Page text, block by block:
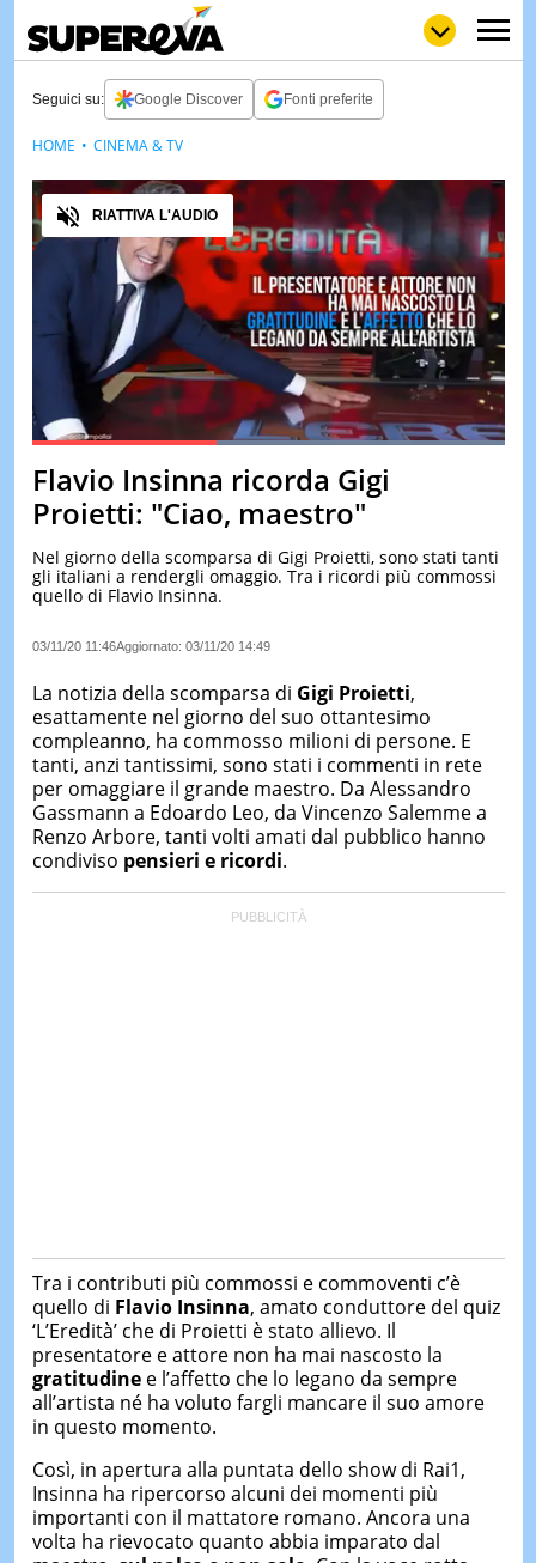
LOLGULP
LOVE
WOW
POP
NEWS
STORIE
VIDEO
& TV
QUIZ
&
TEST
LE
Seguici su: Google Discover Fonti preferite
PauseUnmute
Loaded:100.00%
Audio
RIATTIVA L'AUDIO
Flavio Insinna ricorda Gigi
Proietti: "Ciao, maestro"
Nel giorno della scomparsa di Gigi Proietti, sono stati tanti
gli italiani a rendergli omaggio. Tra i ricordi più commossi
quello di Flavio Insinna.
03/11/20 11:46Aggiornato: 03/11/20 14:49
HOME CINEMA & TV
La notizia della scomparsa di Gigi Proietti,
esattamente nel giorno del suo ottantesimo
compleanno, ha commosso milioni di persone. E
tanti, anzi tantissimi, sono stati i commenti in rete
per omaggiare il grande maestro. Da Alessandro
Gassmann a Edoardo Leo, da Vincenzo Salemme a
Renzo Arbore, tanti volti amati dal pubblico hanno
condiviso pensieri e ricordi.
Tra i contributi più commossi e commoventi c’è
quello di Flavio Insinna, amato conduttore del quiz
‘L’Eredità’ che di Proietti è stato allievo. Il
presentatore e attore non ha mai nascosto la
gratitudinee l’affetto che lo legano da sempre
all’artista né ha voluto fargli mancare il suo amore
in questo momento.
Così, in apertura alla puntata dello show di Rai1,
Insinna ha ripercorso alcuni dei momenti più
importanti con il mattatore romano. Ancora una
volta ha rievocato quanto abbia imparato dal